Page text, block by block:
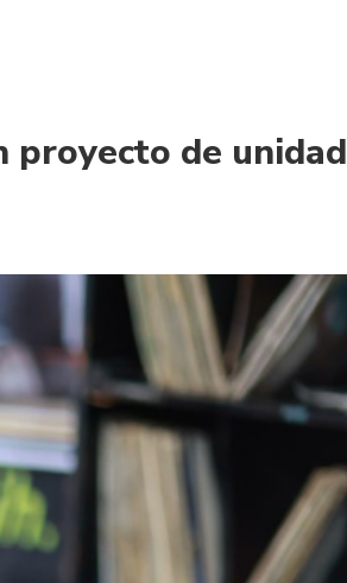
proyecto de unidad